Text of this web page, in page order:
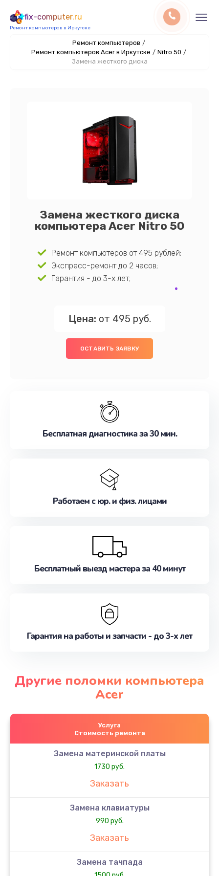
fix-computer.ru
Ремонт компьютеров в Иркутске
Ремонт компьютеров /
Ремонт компьютеров Acer в Иркутске / Nitro 50 /
Замена жесткого диска
Замена жесткого диска
компьютера Acer Nitro 50
Ремонт компьютеров от 495 рублей;
Экспресс-ремонт до 2 часов;
Гарантия - до 3-х лет;
Цена: от 495 руб.
ОСТАВИТЬ ЗАЯВКУ
Бесплатная диагностика за 30 мин.
Работаем с юр. и физ. лицами
Бесплатный выезд мастера за 40 минут
Гарантия на работы и запчасти - до 3-х лет
Другие поломки компьютера
Acer
Услуга
Стоимость ремонта
Замена материнской платы
1730 руб.
Заказать
Замена клавиатуры
990 руб.
Заказать
Замена тачпада